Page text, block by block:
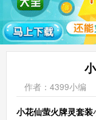
作者：4399小编
小花仙萤火牌灵套装